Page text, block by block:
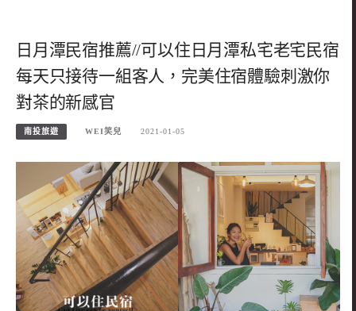
日月潭民宿推薦//可以住日月潭私宅老宅民宿
每天只接待一組客人，完美住宿體驗刺激你
對茶的新感官
南投旅遊 WEI笑兒 2021-01-05